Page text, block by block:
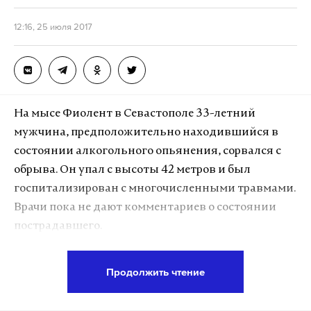
шестой – отстаивать право Эскерханова на
справедливое судебное разбирательство.
Подпишитесь на Daily Storm в
А еще мы есть вTelegram,ДзениVK.
Макс Telegram
Дзен
12:16, 25 июля 2017
На мысе Фиолент в Севастополе 33-летний
мужчина, предположительно находившийся в
состоянии алкогольного опьянения, сорвался с
обрыва. Он упал с высоты 42 метров и был
госпитализирован с многочисленными травмами.
Врачи пока не дают комментариев о состоянии
пострадавшего.
Продолжить чтение